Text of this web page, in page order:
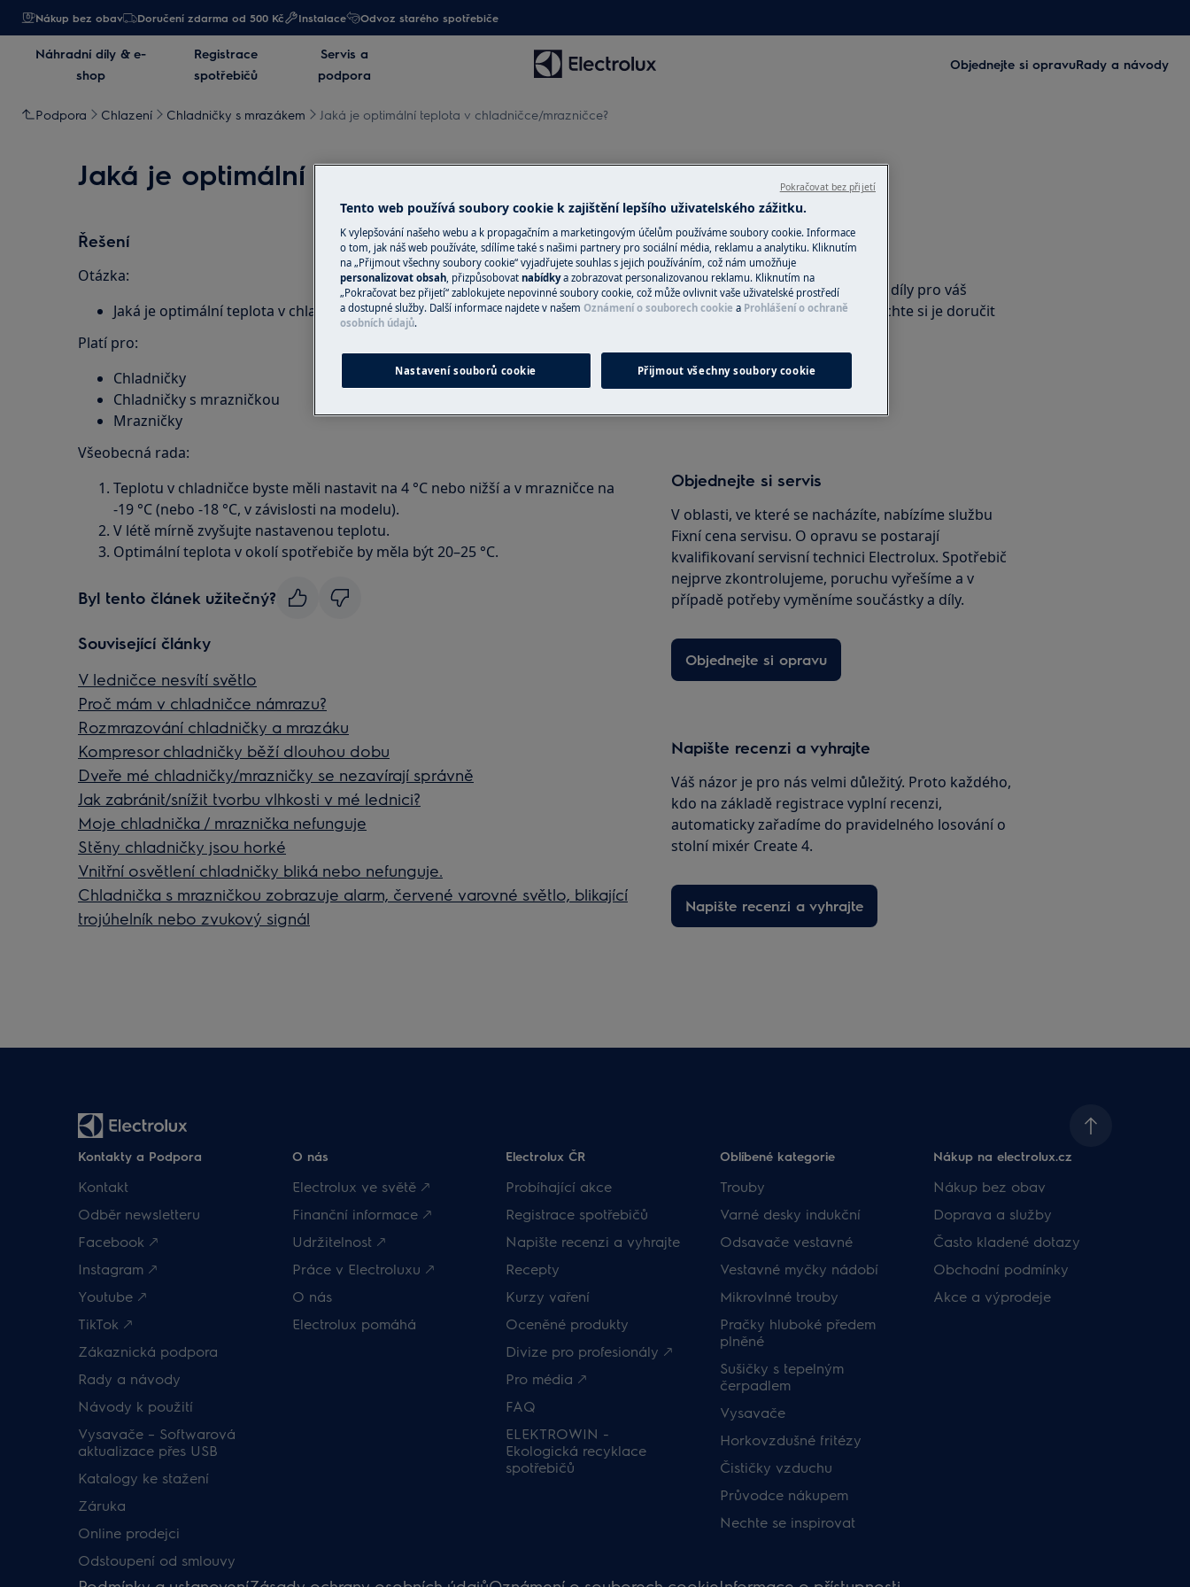
Nákup bez obav Doručení zdarma od 500 Kč Instalace Odvoz starého spotřebiče
Náhradní díly & e-
shop
Registrace
spotřebičů
Servis a
podpora
Objednejte si opravuRady a návody
Podpora Chlazení Chladničky s mrazákem Jaká je optimální teplota v chladničce/mrazničce?
Jaká je optimální teplota v chladničce/mrazničce?
Řešení
Otázka:
Jaká je optimální teplota v chladničce/mrazničce?
Platí pro:
Chladničky
Chladničky s mrazničkou
Mrazničky
Všeobecná rada:
Teplotu v chladničce byste měli nastavit na 4 °C nebo nižší a v mrazničce na
-19 °C (nebo -18 °C, v závislosti na modelu).
V létě mírně zvyšujte nastavenou teplotu.
Optimální teplota v okolí spotřebiče by měla být 20–25 °C.
Byl tento článek užitečný?
Související články
V ledničce nesvítí světlo
Proč mám v chladničce námrazu?
Rozmrazování chladničky a mrazáku
Kompresor chladničky běží dlouhou dobu
Dveře mé chladničky/mrazničky se nezavírají správně
Jak zabránit/snížit tvorbu vlhkosti v mé lednici?
Moje chladnička / mraznička nefunguje
Stěny chladničky jsou horké
Vnitřní osvětlení chladničky bliká nebo nefunguje.
Chladnička s mrazničkou zobrazuje alarm, červené varovné světlo, blikající
trojúhelník nebo zvukový signál
Náhradní díly a příslušenství
Vyhledejte si originální náhradní díly pro váš
spotřebič v našem e-shopu a nechte si je doručit
Do internetového obchodu
Objednejte si servis
V oblasti, ve které se nacházíte, nabízíme službu
Fixní cena servisu. O opravu se postarají
kvalifikovaní servisní technici Electrolux. Spotřebič
nejprve zkontrolujeme, poruchu vyřešíme a v
případě potřeby vyměníme součástky a díly.
Objednejte si opravu
Napište recenzi a vyhrajte
Váš názor je pro nás velmi důležitý. Proto každého,
kdo na základě registrace vyplní recenzi,
automaticky zařadíme do pravidelného losování o
stolní mixér Create 4.
Napište recenzi a vyhrajte
Kontakty a Podpora
Kontakt
Odběr newsletteru
Facebook 🡕
Instagram 🡕
Youtube 🡕
TikTok 🡕
Zákaznická podpora
Rady a návody
Návody k použití
Vysavače – Softwarová
aktualizace přes USB
Katalogy ke stažení
Záruka
Online prodejci
Odstoupení od smlouvy
O nás
Electrolux ve světě 🡕
Finanční informace 🡕
Udržitelnost 🡕
Práce v Electroluxu 🡕
O nás
Electrolux pomáhá
Electrolux ČR
Probíhající akce
Registrace spotřebičů
Napište recenzi a vyhrajte
Recepty
Kurzy vaření
Oceněné produkty
Divize pro profesionály 🡕
Pro média 🡕
FAQ
ELEKTROWIN -
Ekologická recyklace
spotřebičů
Oblíbené kategorie
Trouby
Varné desky indukční
Odsavače vestavné
Vestavné myčky nádobí
Mikrovlnné trouby
Pračky hluboké předem
plněné
Sušičky s tepelným
čerpadlem
Vysavače
Horkovzdušné fritézy
Čističky vzduchu
Průvodce nákupem
Nechte se inspirovat
Nákup na electrolux.cz
Nákup bez obav
Doprava a služby
Často kladené dotazy
Obchodní podmínky
Akce a výprodeje
Tento web používá soubory cookie k zajištění lepšího uživatelského zážitku.
K vylepšování našeho webu a k propagačním a marketingovým účelům používáme soubory cookie. Informace
o tom, jak náš web používáte, sdílíme také s našimi partnery pro sociální média, reklamu a analytiku. Kliknutím
na „Přijmout všechny soubory cookie“ vyjadřujete souhlas s jejich používáním, což nám umožňuje
personalizovat obsah, přizpůsobovat nabídkya zobrazovat personalizovanou reklamu. Kliknutím na
„Pokračovat bez přijetí“ zablokujete nepovinné soubory cookie, což může ovlivnit vaše uživatelské prostředí
a dostupné služby. Další informace najdete v našem Oznámení o souborech cookie a Prohlášení o ochraně
osobních údajů.
Nastavení souborů cookie Přijmout všechny soubory cookie
Pokračovat bez přijetí